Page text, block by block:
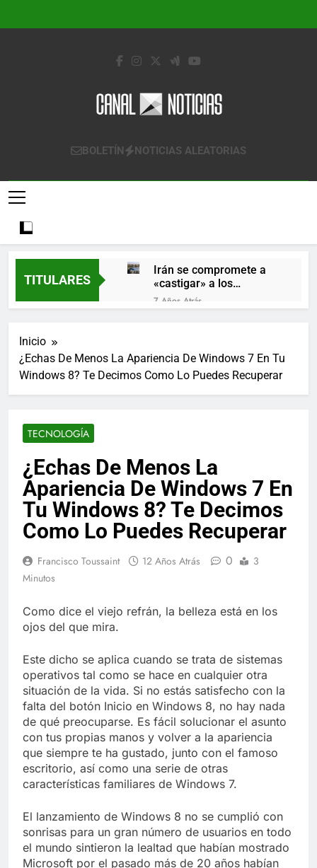
Canal Noticias
Canal Noticias
BOLETÍN NOTICIAS ALEATORIAS
TITULARES
Irán se compromete a
«castigar» a los
responsables de
derribar un avión
7 Años Atrás
diciembre
Los últimos paquetes
especiales Hush Socks
7 Años Atrás
La familia Kennedy
entierra a otro
miembro de la familia
7 Años Atrás
Cápsulas Ultra Max
Testo a Precios
Especiales en México,
Colombia, Perú ,
7 Años Atrás
Crema Precios –
México – Descuentos
lleva a lugares
paranormales con
binoculares de visión
nocturna y reuniones de
secuestrados
7 Años Atrás
La Inteligencia Artificial
deepfake de Samsung
fabrica un clip de
movimiento desde una
sola foto
7 Años Atrás
Inicio
¿Echas De Menos La Apariencia De Windows 7 En Tu
Windows 8? Te Decimos Como Lo Puedes Recuperar
TECNOLOGÍA
¿Echas De Menos La
Apariencia De Windows 7 En
Tu Windows 8? Te Decimos
Como Lo Puedes Recuperar
Francisco Toussaint 12 Años Atrás 0
3
Minutos
Como dice el viejo refrán, la belleza está en los
ojos del que mira.
Este dicho se aplica cuando se trata de sistemas
operativos tal como se hace en cualquier otra
situación de la vida. Si no estás satisfecho con la
falta del botón Inicio en Windows 8, no hay nada
de qué preocuparse. Es fácil solucionar el asunto
con tus propias manos y volver a la apariencia
que siempre te ha gustado, junto con el famoso
escritorio, así como una serie de otras
características familiares de Windows 7.
El lanzamiento de Windows 8 no se cumplió con
sonrisas para un gran número de usuarios en todo
el mundo sintieron la lealtad que habían mostrado
Microsoft por el pasado más de 20 años habían